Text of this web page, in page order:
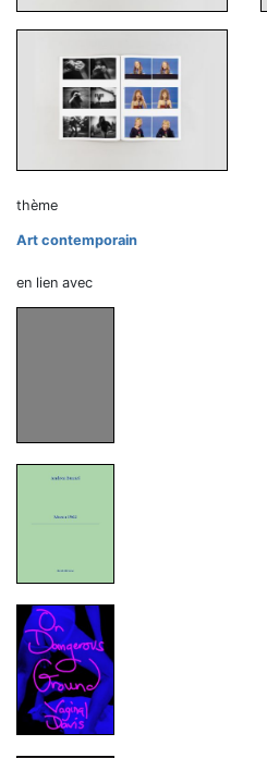
thème
Art contemporain
en lien avec